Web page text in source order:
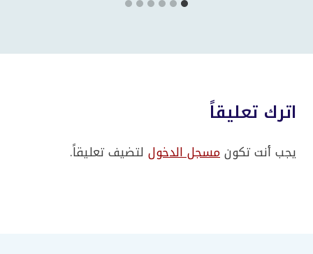
اترك تعليقاً
يجب أنت تكونمسجل الدخول لتضيف تعليقاً.